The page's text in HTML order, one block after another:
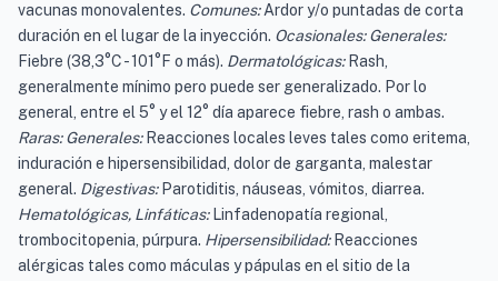
vacunas monovalentes. Comunes:Ardor y/o puntadas de corta
duración en el lugar de la inyección. Ocasionales: Generales:
Fiebre (38,3°C - 101°F o más). Dermatológicas: Rash,
generalmente mínimo pero puede ser generalizado. Por lo
general, entre el 5° y el 12° día aparece fiebre, rash o ambas.
Raras: Generales: Reacciones locales leves tales como eritema,
induración e hipersensibilidad, dolor de garganta, malestar
general. Digestivas:Parotiditis, náuseas, vómitos, diarrea.
Hematológicas, Linfáticas: Linfadenopatía regional,
trombocitopenia, púrpura. Hipersensibilidad:Reacciones
alérgicas tales como máculas y pápulas en el sitio de la